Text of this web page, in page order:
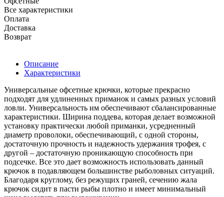
Все характеристики
Оплата
Доставка
Возврат
Описание
Характеристики
Универсальные офсетные крючки, которые прекрасно
подходят для удлиненных приманок и самых разных условий
ловли. Универсальность им обеспечивают сбалансированные
характеристики. Ширина поддева, которая делает возможной
установку практически любой приманки, усредненный
диаметр проволоки, обеспечивающий, с одной стороны,
достаточную прочность и надежность удержания трофея, с
другой – достаточную проникающую способность при
подсечке. Все это дает возможность использовать данный
крючок в подавляющем большинстве рыболовных ситуаций.
Благодаря круглому, без режущих граней, сечению жала
крючок сидит в пасти рыбы плотно и имеет минимальный